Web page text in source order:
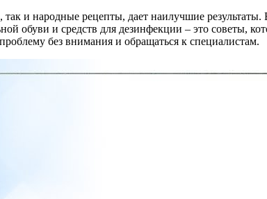
и народные рецепты, дает наилучшие
обуви и средств для дезинфекции – это советы,
без внимания и обращаться к специалистам.